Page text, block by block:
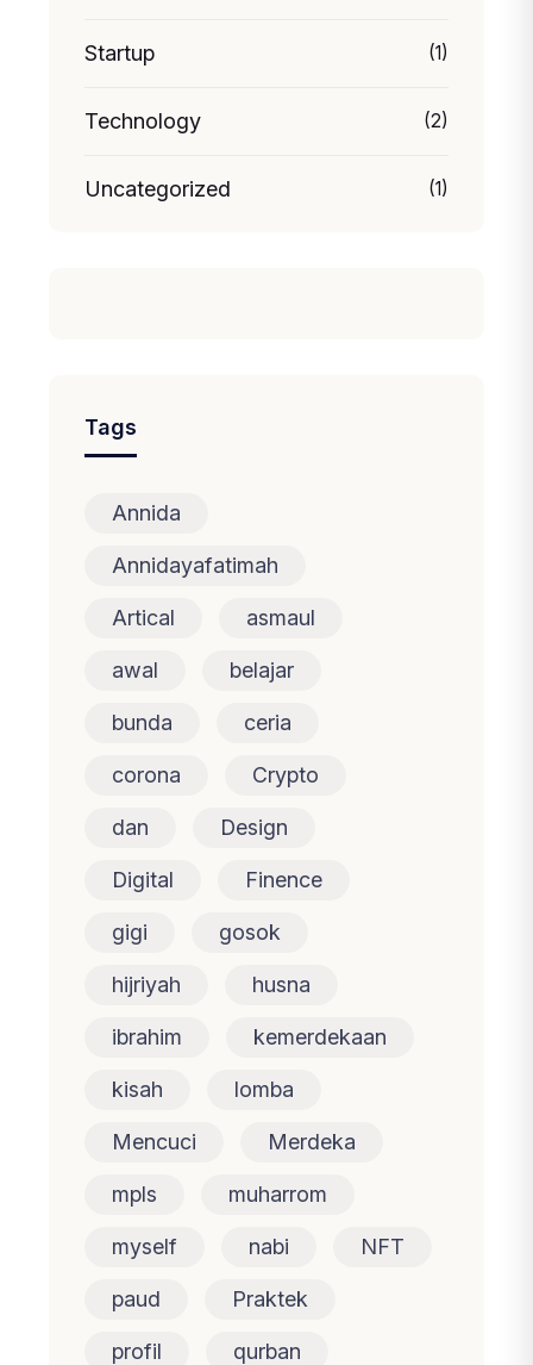
Startup (1)
Technology (2)
Uncategorized (1)
Tags
Annida
Annidayafatimah
Artical asmaul
awal belajar
bunda ceria
corona Crypto
dan Design
Digital Finence
gigi gosok
hijriyah husna
ibrahim kemerdekaan
kisah lomba
Mencuci Merdeka
mpls muharrom
myself nabi NFT
paud Praktek
profil qurban